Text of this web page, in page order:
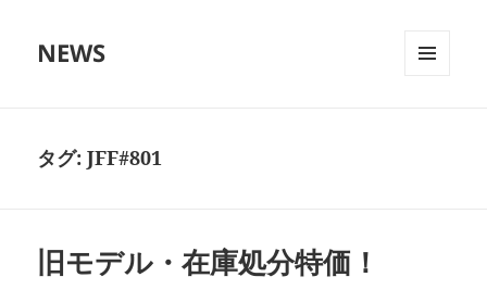
NEWS
タグ:JFF#801
旧モデル・在庫処分特価！